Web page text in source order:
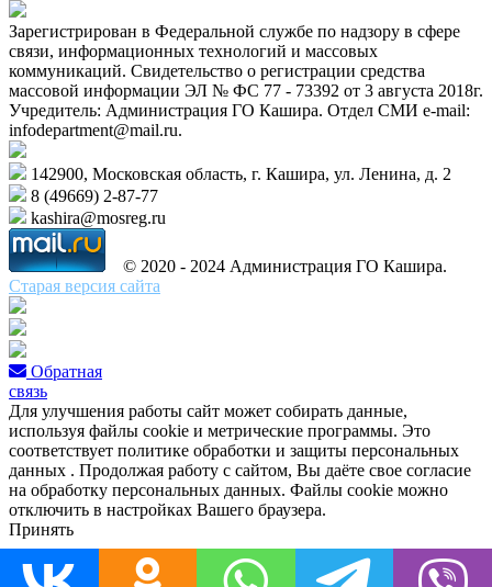
Зарегистрирован в Федеральной службе по надзору в сфере
связи, информационных технологий и массовых
коммуникаций. Свидетельство о регистрации средства
массовой информации ЭЛ № ФС 77 - 73392 от 3 августа 2018г.
Учредитель: Администрация ГО Кашира. Отдел СМИ e-mail:
infodepartment@mail.ru.
142900, Московская область, г. Кашира, ул. Ленина, д. 2
8 (49669) 2-87-77
kashira@mosreg.ru
© 2020 - 2024 Администрация ГО Кашира.
Старая версия сайта
Обратная
связь
Для улучшения работы сайт может собирать данные,
используя файлы cookie и метрические программы. Это
соответствует политике обработки и защиты персональных
данных . Продолжая работу с сайтом, Вы даёте свое согласие
на обработку персональных данных. Файлы cookie можно
отключить в настройках Вашего браузера.
Принять